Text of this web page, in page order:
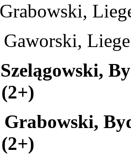
Gaworski,